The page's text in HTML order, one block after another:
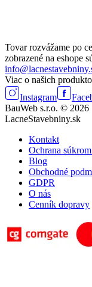
Tovar rozvážame po
zobrazené na eshope
Viac o našich
Instagram
BauWeb s.r.o. © 2026
LacneStavebniny.sk
Kontakt
Ochrana
Blog
Obchodné
GDPR
O nás
Cenník dopravy